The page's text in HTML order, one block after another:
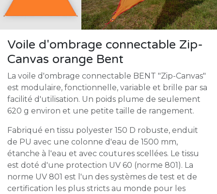
Voile d'ombrage connectable Zip-
Canvas orange Bent
La voile d'ombrage connectable BENT "Zip-Canvas"
est modulaire, fonctionnelle, variable et brille par sa
facilité d'utilisation. Un poids plume de seulement
620 g environ et une petite taille de rangement.
Fabriqué en tissu polyester 150 D robuste, enduit
de PU avec une colonne d'eau de 1500 mm,
étanche à l'eau et avec coutures scellées. Le tissu
est doté d'une protection UV 60 (norme 801). La
norme UV 801 est l'un des systèmes de test et de
certification les plus stricts au monde pour les